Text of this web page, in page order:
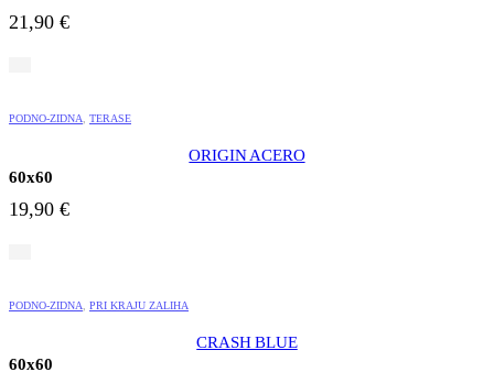
21,90 €
PODNO-ZIDNA TERASE
ORIGIN ACERO
60x60
19,90 €
PODNO-ZIDNA PRI KRAJU ZALIHA
CRASH BLUE
60x60